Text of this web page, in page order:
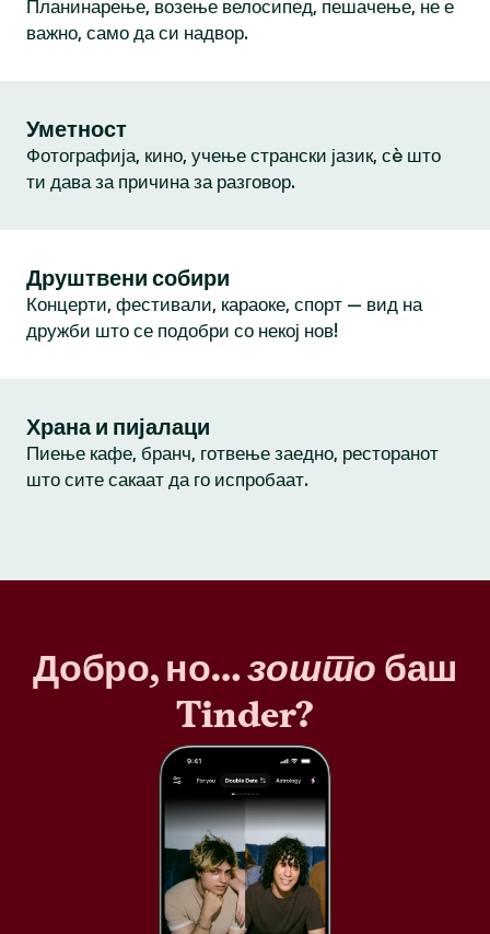
Планинарење, возење велосипед, пешачење, не е
важно, само да си надвор.
Уметност
Фотографија, кино, учење странски јазик, сè што
ти дава за причина за разговор.
Друштвени собири
Концерти, фестивали, караоке, спорт — вид на
дружби што се подобри со некој нов!
Храна и пијалаци
Пиење кафе, бранч, готвење заедно, ресторанот
што сите сакаат да го испробаат.
Добро, но…зошто баш
Tinder?